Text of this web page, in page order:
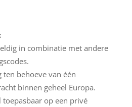
in combinatie met andere
ten behoeve van één
binnen geheel Europa.
toepasbaar op een privé